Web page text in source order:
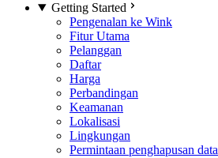
Getting Started
Pengenalan ke Wink
Fitur Utama
Pelanggan
Daftar
Harga
Perbandingan
Keamanan
Lokalisasi
Lingkungan
Permintaan penghapusan data